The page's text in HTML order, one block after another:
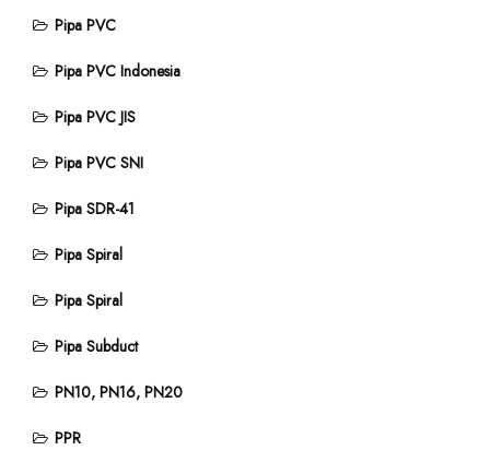
Pipa PVC
Pipa PVC Indonesia
Pipa PVC JIS
Pipa PVC SNI
Pipa SDR-41
Pipa Spiral
Pipa Spiral
Pipa Subduct
PN10, PN16, PN20
PPR